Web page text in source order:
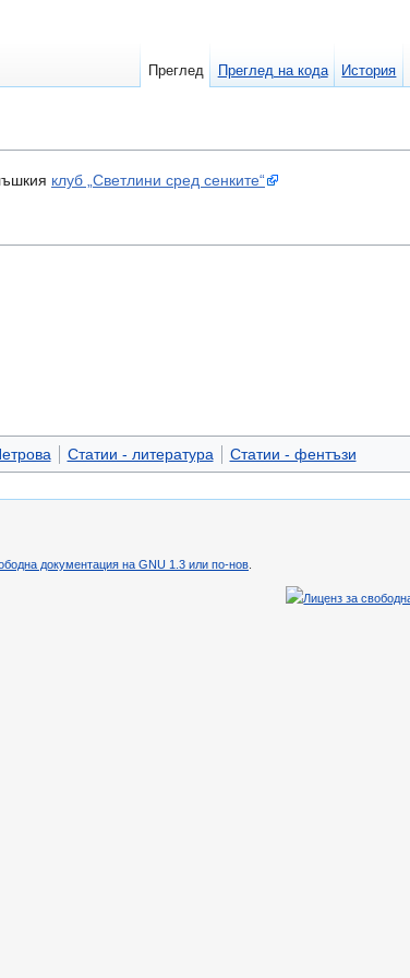
клуб „Светлини сред сенките“
Статии - литература Статии - фентъзи
Преглед Преглед на кода История
документация на GNU 1.3 или по-нов